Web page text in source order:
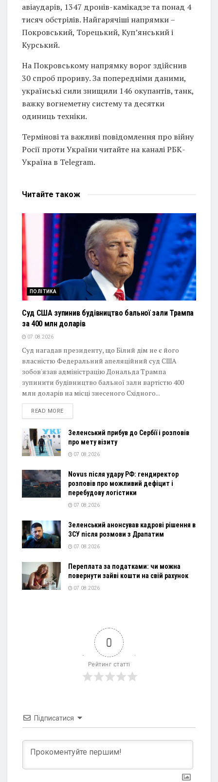
авіаударів, 1347 дронів-камікадзе та понад 4
тисяч обстрілів. Найгарячіші напрямки –
Покровський, Торецький, Куп’янський і
Курський.
На Покровському напрямку ворог здійснив
30 спроб прориву. За попередніми даними,
українські сили знищили 146 окупантів, танк,
важку вогнеметну систему та десятки
одиниць техніки.
Термінові та важливі повідомлення про війну
Росії проти України читайте на каналі РБК-
Україна в Telegram.
Читайте також
ПОЛІТИКА
Суд США зупинив будівництво бальної зали Трампа
за 400 млн доларів
07.08.2026
Суд нагадав президенту, що Білий дім не є його
власністю Федеральний апеляційний суд США
зобов'язав адміністрацію Дональда Трампа
зупинити будівництво бальної зали вартістю 400
млн доларів на місці знесеного Східного...
READ MOREDETAILS
Зеленський прибув до Сербії і розповів
про мету візиту
07.08.2026
Novus після удару РФ: гендиректор
розповів про можливий дефіцит і
перебудову логістики
07.08.2026
Зеленський анонсував кадрові рішення в
ЗСУ після розмови з Драпатим
07.08.2026
Переплата за податками: чи можна
повернути зайві кошти на свій рахунок
07.08.2026
0
Рейтинг статті
Підписатися